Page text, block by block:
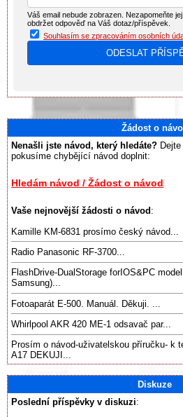
Váš email nebude zobrazen. Nezapomeňte
obdržet odpověď na Váš dotaz/příspěvek.
Souhlasím se zpracováním osobních
Žádost o
Nenašli jste návod, který hledáte?
pokusíme chybějící návod doplnit:
Hledám návod / Žádost o návod
Vaše nejnovější žádosti o návod :
Kamille KM-6831 prosímo český návod...
Radio Panasonic RF-3700...
FlashDrive-DualStorage forIOS&PC
Samsung)...
Fotoaparát E-500. Manuál. Děkuji. ...
Whirlpool AKR 420 ME-1 odsavač par...
Prosím o návod-uživatelskou příručku- k
A17 DEKUJI...
Diskuze
Poslední příspěvky v diskuzi: